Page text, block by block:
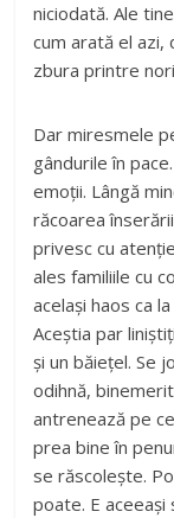
niciodată. Ale
cum arată el azi,
zbura printre
Dar miresmele
gândurile în
emoții. Lângă
răcoarea
privesc cu
ales familiile cu
același haos ca
Aceștia par
și un băiețel. Se
odihnă,
antrenează pe
prea bine în
se răscolește.
poate. E aceeași